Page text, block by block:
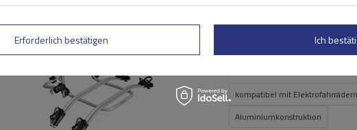
Heckklappen-
kompatibel mit Elektrofahrrädern
Aluminiumkonstruktion
Erforderlich bestätigen Ich